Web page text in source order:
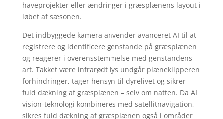
haveprojekter eller ændringer i græsplænens layout i
løbet af sæsonen.
Det indbyggede kamera anvender avanceret AI til at
registrere og identificere genstande på græsplænen
og reagerer i overensstemmelse med genstandens
art. Takket være infrarødt lys undgår plæneklipperen
forhindringer, tager hensyn til dyrelivet og sikrer
fuld dækning af græsplænen – selv om natten. Da AI
vision-teknologi kombineres med satellitnavigation,
sikres fuld dækning af græsplænen også i områder